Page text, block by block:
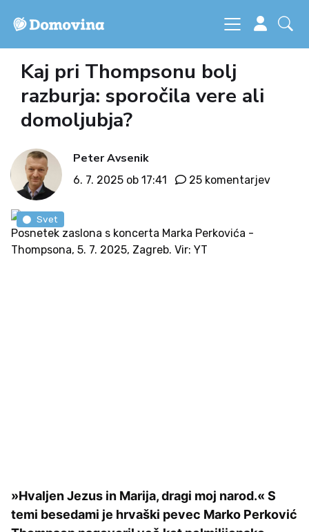
Kaj pri Thompsonu bolj
razburja: sporočila vere ali
domoljubja?
Peter Avsenik
6. 7. 2025 ob 17:41 25 komentarjev
Posnetek zaslona s koncerta Marka Perkovića -
Thompsona, 5. 7. 2025, Zagreb. Vir: YT
Svet
»Hvaljen Jezus in Marija, dragi moj narod.« S
temi besedami je hrvaški pevec Marko Perković